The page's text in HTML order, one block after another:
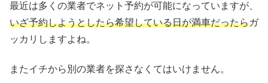
最近は多くの業者でネット予約が可能になっていますが、
いざ予約しようとしたら希望している日が満車だったらガ
ッカリしますよね。
またイチから別の業者を探さなくてはいけません。